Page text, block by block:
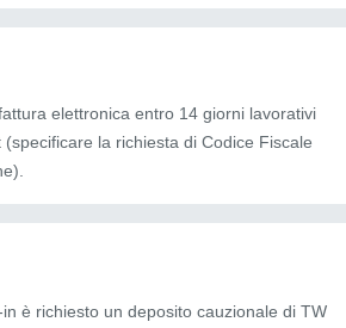
elettronica entro 14 giorni lavorativi
la richiesta di Codice Fiscale
è richiesto un deposito cauzionale di TW